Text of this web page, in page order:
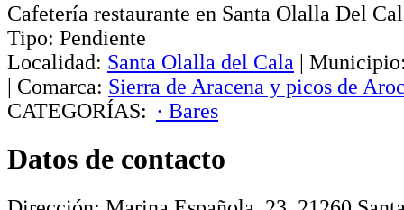
Cafetería restaurante en Santa Olalla Del
Tipo: Pendiente
Localidad: Santa Olalla del Cala |
| Comarca: Sierra de Aracena y picos de
CATEGORÍAS: · Bares
Datos de contacto